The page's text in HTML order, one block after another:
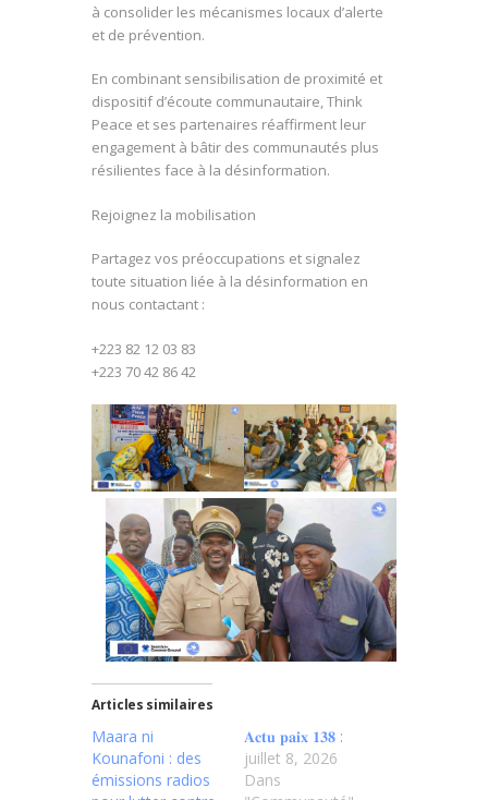
à consolider les mécanismes locaux d’alerte
et de prévention.
En combinant sensibilisation de proximité et
dispositif d’écoute communautaire, Think
Peace et ses partenaires réaffirment leur
engagement à bâtir des communautés plus
résilientes face à la désinformation.
Rejoignez la mobilisation
Partagez vos préoccupations et signalez
toute situation liée à la désinformation en
nous contactant :
+223 82 12 03 83
+223 70 42 86 42
Articles similaires
Maara ni
Kounafoni : des
émissions radios
𝐀𝐜𝐭𝐮 𝐩𝐚𝐢𝐱 𝟏𝟑𝟖 :
juillet 8, 2026
Dans